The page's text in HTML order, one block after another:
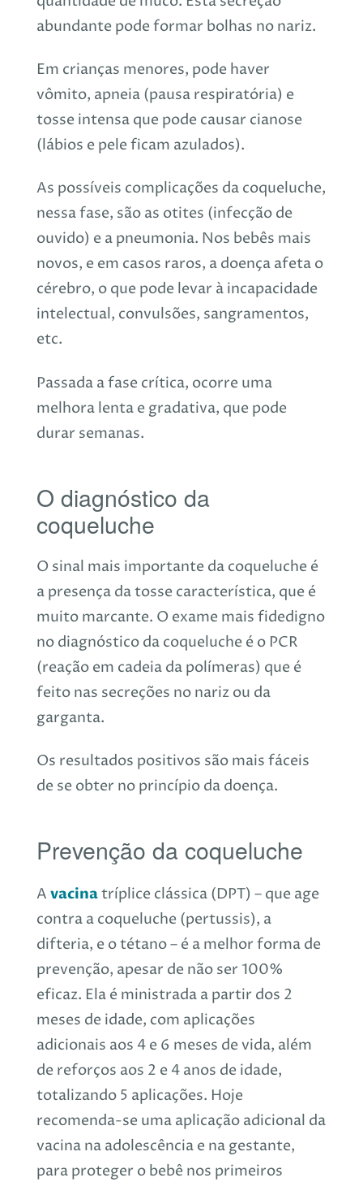
abundante pode formar bolhas no nariz.
Em crianças menores, pode haver
vômito, apneia (pausa respiratória) e
tosse intensa que pode causar cianose
(lábios e pele ficam azulados).
As possíveis complicações da coqueluche,
nessa fase, são as otites (infecção de
ouvido) e a pneumonia. Nos bebês mais
novos, e em casos raros, a doença afeta o
cérebro, o que pode levar à incapacidade
intelectual, convulsões, sangramentos,
etc.
Passada a fase crítica, ocorre uma
melhora lenta e gradativa, que pode
durar semanas.
O diagnóstico da
coqueluche
O sinal mais importante da coqueluche é
a presença da tosse característica, que é
muito marcante. O exame mais fidedigno
no diagnóstico da coqueluche é o PCR
(reação em cadeia da polímeras) que é
feito nas secreções no nariz ou da
garganta.
Os resultados positivos são mais fáceis
de se obter no princípio da doença.
Prevenção da coqueluche
A vacinatríplice clássica (DPT) – que age
contra a coqueluche (pertussis), a
difteria, e o tétano – é a melhor forma de
prevenção, apesar de não ser 100%
eficaz. Ela é ministrada a partir dos 2
meses de idade, com aplicações
adicionais aos 4 e 6 meses de vida, além
de reforços aos 2 e 4 anos de idade,
totalizando 5 aplicações. Hoje
recomenda-se uma aplicação adicional da
vacina na adolescência e na gestante,
para proteger o bebê nos primeiros